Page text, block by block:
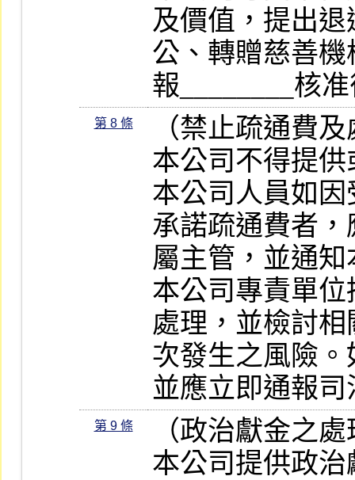
及價值，提出
公、轉贈慈善
報________核
第 8 條
（禁止疏通費
本公司不得提
本公司人員如
承諾疏通費者
屬主管，並通
本公司專責單
處理，並檢討
次發生之風險
並應立即通報司
第 9 條
（政治獻金之
本公司提供政